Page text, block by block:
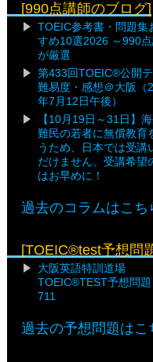
[990点講師のブログ]
TOEIC参考書・問題集
すめ10選2026 ～990
が厳選
第433回TOEIC®公開テ
難易度・感想＠大阪（
年7月12日午後）
【10月19日～31日】
難民の若者に無償教育
うため、日本では受講
だけません。受講希望
はお早めに！
過去のコラムはこち
[TOEIC®test予想問
大阪英語特訓道場
TOEIC®TEST予想問題
711
過去の予想問題はこ